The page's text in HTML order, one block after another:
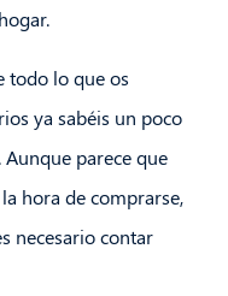
todo lo que os
ya sabéis un poco
parece que
hora de comprarse,
necesario contar